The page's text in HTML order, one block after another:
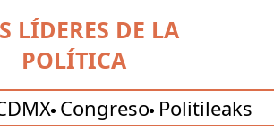
LÍDERES DE LA
POLÍTICA
Congreso Politileaks